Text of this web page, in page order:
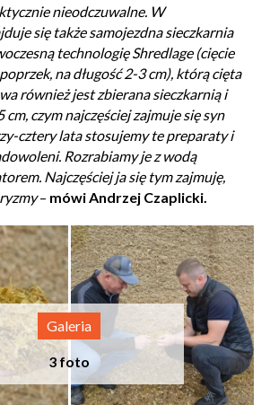
nieodczuwalne. W
się także samojezdna sieczkarnia
technologię Shredlage (cięcie
na długość 2-3 cm), którą cięta
również jest zbierana sieczkarnią i
cm, czym najczęściej zajmuje się syn
cztery lata stosujemy te preparaty i
Rozrabiamy je z wodą
Najczęściej ja się tym zajmuję,
– mówi Andrzej Czaplicki.